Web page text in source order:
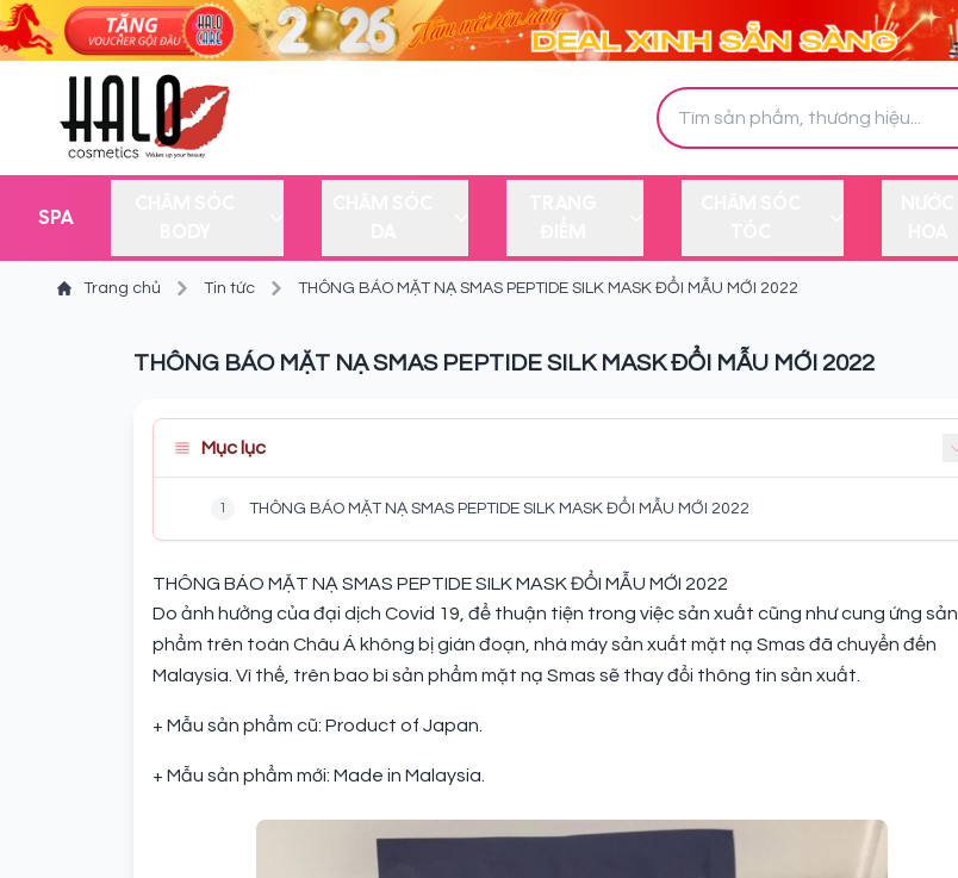
SPA
Trang chủ Tin tức THÔNG BÁO MẶT NẠ SMAS PEPTIDE SILK MASK ĐỔI MẪU MỚI 2022
THÔNG BÁO MẶT NẠ SMAS PEPTIDE SILK MASK ĐỔI MẪU MỚI 2022
Mục lục
1 THÔNG BÁO MẶT NẠ SMAS PEPTIDE SILK MASK ĐỔI MẪU MỚI 2022
THÔNG BÁO MẶT NẠ SMAS PEPTIDE SILK MASK ĐỔI MẪU MỚI 2022
Do ảnh hưởng của đại dịch Covid 19, để thuận tiện trong việc sản xuất cũng như cung ứng sản
phẩm trên toàn Châu Á không bị gián đoạn, nhà máy sản xuất mặt nạ Smas đã chuyển đến
Malaysia. Vì thế, trên bao bì sản phẩm mặt nạ Smas sẽ thay đổi thông tin sản xuất.
+ Mẫu sản phẩm cũ: Product of Japan.
+ Mẫu sản phẩm mới: Made in Malaysia.